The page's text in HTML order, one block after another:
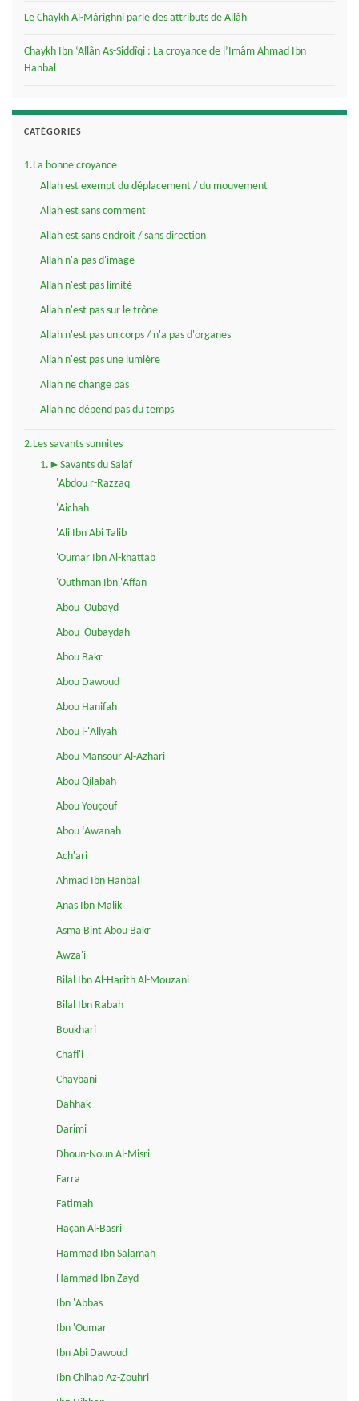
Le Chaykh Al-Mârighni parle des attributs de Allâh
Chaykh Ibn ‘Allân As-Siddîqi : La croyance de l’Imâm Ahmad Ibn
Hanbal
CATÉGORIES
1.La bonne croyance
Allah est exempt du déplacement / du mouvement
Allah est sans comment
Allah est sans endroit / sans direction
Allah n'a pas d'image
Allah n'est pas limité
Allah n'est pas sur le trône
Allah n'est pas un corps / n'a pas d'organes
Allah n'est pas une lumière
Allah ne change pas
Allah ne dépend pas du temps
2.Les savants sunnites
1.►Savants du Salaf
'Abdou r-Razzaq
'Aichah
'Ali Ibn Abi Talib
'Oumar Ibn Al-khattab
'Outhman Ibn 'Affan
Abou 'Oubayd
Abou 'Oubaydah
Abou Bakr
Abou Dawoud
Abou Hanifah
Abou l-'Aliyah
Abou Mansour Al-Azhari
Abou Qilabah
Abou Youçouf
Abou ‘Awanah
Ach'ari
Ahmad Ibn Hanbal
Anas Ibn Malik
Asma Bint Abou Bakr
Awza'i
Bilal Ibn Al-Harith Al-Mouzani
Bilal Ibn Rabah
Boukhari
Chafi'i
Chaybani
Dahhak
Darimi
Dhoun-Noun Al-Misri
Farra
Fatimah
Haçan Al-Basri
Hammad Ibn Salamah
Hammad Ibn Zayd
Ibn 'Abbas
Ibn 'Oumar
Ibn Abi Dawoud
Ibn Chihab Az-Zouhri